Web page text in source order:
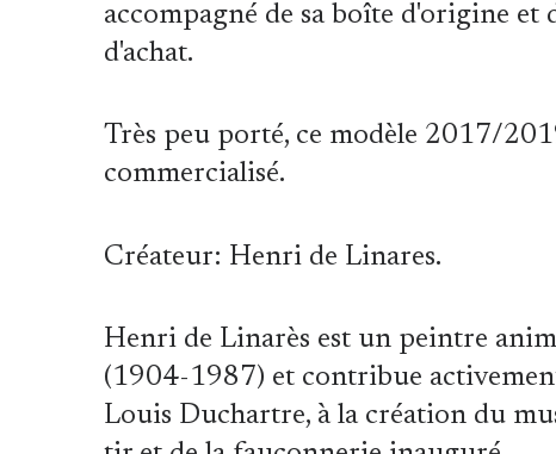
accompagné de sa boîte d'origine et
d'achat.
Très peu porté, ce modèle 2017/
commercialisé.
Créateur: Henri de Linares.
Henri de Linarès est un peintre
(1904-1987) et contribue
Louis Duchartre, à la création du